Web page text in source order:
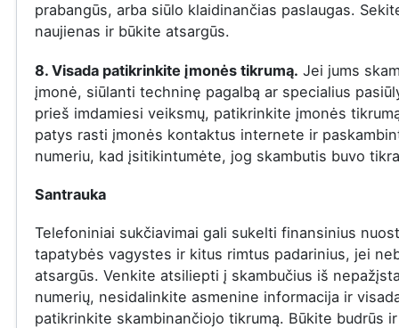
prabangūs, arba siūlo klaidinančias paslaugas.
naujienas ir būkite atsargūs.
8. Visada patikrinkite įmonės tikrumą. Jei jums
įmonė, siūlanti techninę pagalbą ar specialius
prieš imdamiesi veiksmų, patikrinkite įmonės
patys rasti įmonės kontaktus internete ir
numeriu, kad įsitikintumėte, jog skambutis buvo
Santrauka
Telefoniniai sukčiavimai gali sukelti finansinius
tapatybės vagystes ir kitus rimtus padarinius, jei
atsargūs. Venkite atsiliepti į skambučius iš
numerių, nesidalinkite asmenine informacija ir
patikrinkite skambinančiojo tikrumą. Būkite budrūs ir